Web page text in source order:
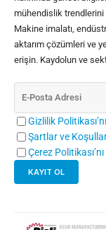
mühendislik trendlerini
Makine imalatı,
aktarım çözümleri ve
erişin. Kaydolun ve
Gizlilik Politikası’nı
Şartlar ve
Çerez Politikası’nı